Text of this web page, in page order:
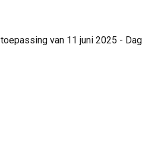
van 11 juni 2025 -